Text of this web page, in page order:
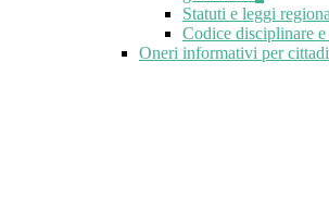
Statuti e leggi
Codice disciplinare
Oneri informativi per